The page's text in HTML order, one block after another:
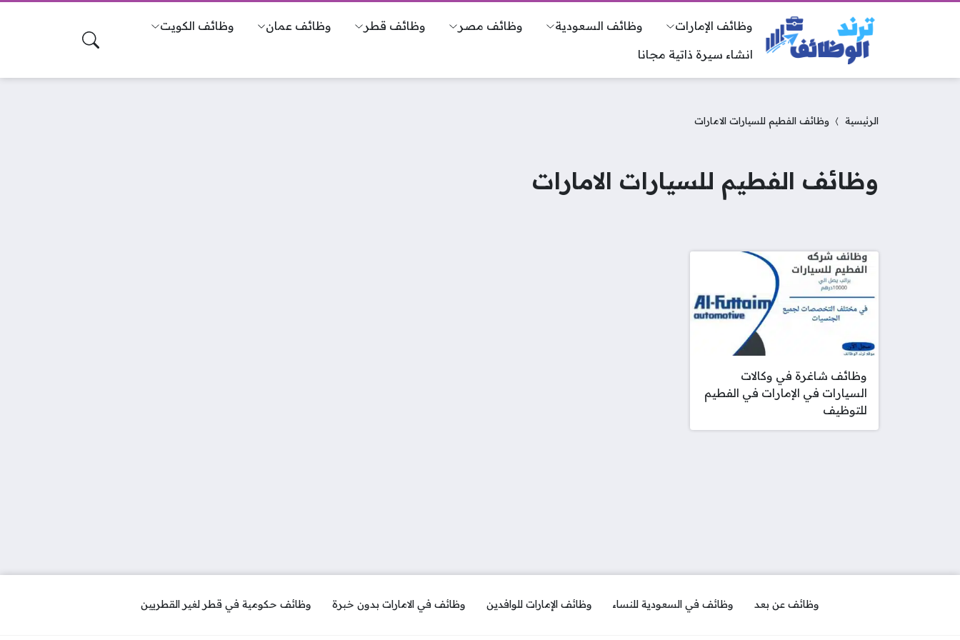
وظائف الإمارات وظائف السعودية وظائف مصر وظائف قطر وظائف عمان
وظائف الكويت
انشاء سيرة ذاتية مجانا
الرئيسية وظائف الفطيم للسيارات الامارات
وظائف الفطيم للسيارات الامارات
وظائف شاغرة في وكالات
السيارات في الإمارات في الفطيم
للتوظيف
وظائف عن بعد وظائف في السعودية للنساء وظائف الإمارات للوافدين وظائف في الامارات بدون خبرة وظائف حكومية في قطر لغير القطريين